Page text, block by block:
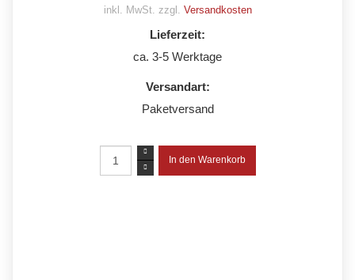
inkl. MwSt. zzgl. Versandkosten
Lieferzeit:
ca. 3-5 Werktage
Versandart:
Paketversand